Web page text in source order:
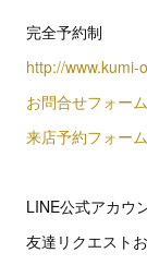
完全予約制
http://www.kumi-
お問合せフォーム
来店予約フォーム
LINE公式アカウ
友達リクエスト